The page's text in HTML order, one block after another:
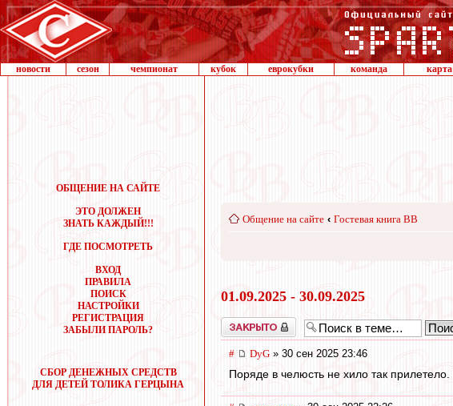
новости сезон чемпионат кубок еврокубки команда
ОБЩЕНИЕ НА САЙТЕ
ЭТО ДОЛЖЕН
ЗНАТЬ КАЖДЫЙ!!!
ГДЕ ПОСМОТРЕТЬ
ВХОД
ПРАВИЛА
ПОИСК
НАСТРОЙКИ
РЕГИСТРАЦИЯ
ЗАБЫЛИ ПАРОЛЬ?
СБОР ДЕНЕЖНЫХ СРЕДСТВ
ДЛЯ ДЕТЕЙ ТОЛИКА ГЕРЦЫНА
Общение на сайте ‹ Гостевая книга ВВ
01.09.2025 - 30.09.2025
Закрыто
# DyG » 30 сен 2025 23:46
Поряде в челюсть не хило так